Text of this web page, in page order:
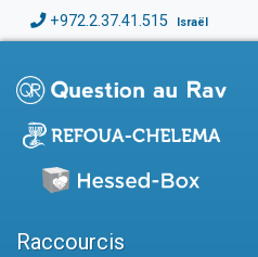
+972.2.37.41.515 Israël
Raccourcis